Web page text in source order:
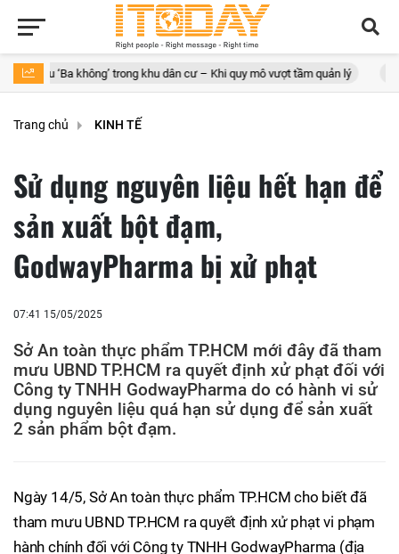
không’ trong khu dân cư – Khi quy mô vượt tầm quản lý Green
Trang chủ KINH TẾ
Sử dụng nguyên liệu hết hạn để
sản xuất bột đạm,
GodwayPharma bị xử phạt
07:41 15/05/2025
Sở An toàn thực phẩm TP.HCM mới đây đã tham
mưu UBND TP.HCM ra quyết định xử phạt đối với
Công ty TNHH GodwayPharma do có hành vi sử
dụng nguyên liệu quá hạn sử dụng để sản xuất
2 sản phẩm bột đạm.
Ngày 14/5, Sở An toàn thực phẩm TP.HCM cho biết đã
tham mưu UBND TP.HCM ra quyết định xử phạt vi phạm
hành chính đối với Công ty TNHH GodwayPharma (địa